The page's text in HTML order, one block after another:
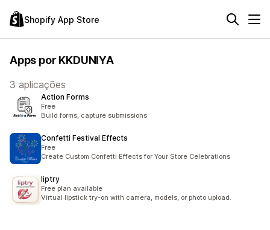
Shopify App Store
Apps por KKDUNIYA
3 aplicações
Action Forms
Free
Build forms, capture submissions
Confetti Festival Effects
Free
Create Custom Confetti Effects for Your Store Celebrations
liptry
Free plan available
Virtual lipstick try-on with camera, models, or photo upload.